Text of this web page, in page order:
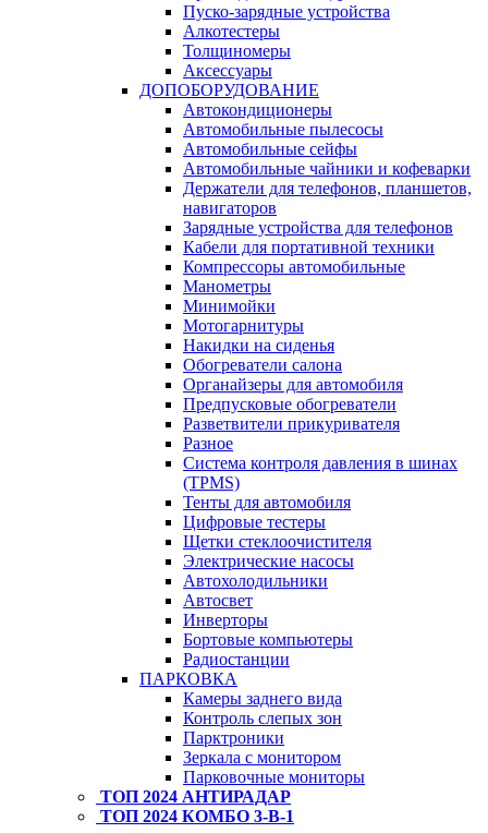
Пуско-зарядные устройства
Алкотестеры
Толщиномеры
Аксессуары
ДОПОБОРУДОВАНИЕ
Автокондиционеры
Автомобильные пылесосы
Автомобильные сейфы
Автомобильные чайники и кофеварки
Держатели для телефонов, планшетов,
навигаторов
Зарядные устройства для телефонов
Кабели для портативной техники
Компрессоры автомобильные
Манометры
Минимойки
Мотогарнитуры
Накидки на сиденья
Обогреватели салона
Органайзеры для автомобиля
Предпусковые обогреватели
Разветвители прикуривателя
Разное
Система контроля давления в шинах
(TPMS)
Тенты для автомобиля
Цифровые тестеры
Щетки стеклоочистителя
Электрические насосы
Автохолодильники
Автосвет
Инверторы
Бортовые компьютеры
Радиостанции
ПАРКОВКА
Камеры заднего вида
Контроль слепых зон
Парктроники
Зеркала с монитором
Парковочные мониторы
ТОП 2024 АНТИРАДАР
ТОП 2024 КОМБО 3-В-1